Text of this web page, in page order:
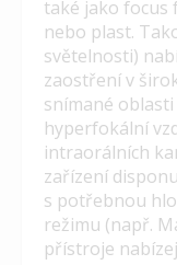
také jako focus
nebo plast.
světelnosti)
zaostření v
snímané
hyperfokální
intraorálních
zařízení
s potřebnou
režimu (např.
přístroje